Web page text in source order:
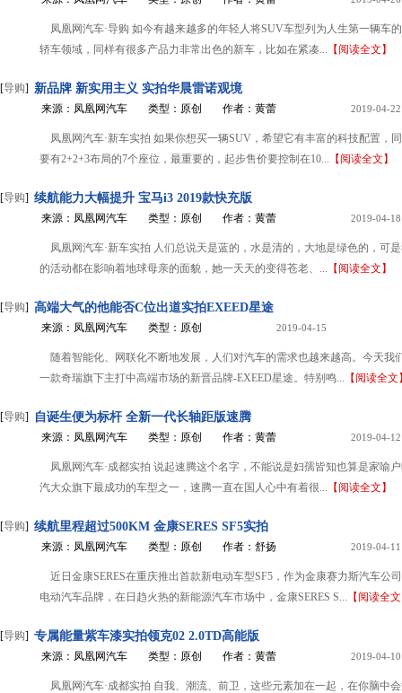
凤凰网汽车·导购 如今有越来越多的年轻人将SUV车型列为人生第一辆车
轿车领域，同样有很多产品力非常出色的新车，比如在紧凑... 【阅读全文】
[导购] 新品牌 新实用主义 实拍华晨雷诺观境
来源：凤凰网汽车 类型：原创 作者：黄蕾 2019-04-22
凤凰网汽车·新车实拍 如果你想买一辆SUV，希望它有丰富的科技配置，
要有2+2+3布局的7个座位，最重要的，起步售价要控制在10... 【阅读全文】
[导购] 续航能力大幅提升 宝马i3 2019款快充版
来源：凤凰网汽车 类型：原创 作者：黄蕾 2019-04-18
凤凰网汽车·新车实拍 人们总说天是蓝的，水是清的，大地是绿色的，可
的活动都在影响着地球母亲的面貌，她一天天的变得苍老、... 【阅读全文】
[导购] 高端大气的他能否C位出道实拍EXEED星途
来源：凤凰网汽车 类型：原创 2019-04-15
随着智能化、网联化不断地发展，人们对汽车的需求也越来越高。今天我
一款奇瑞旗下主打中高端市场的新晋品牌-EXEED星途。特别鸣... 【阅读全文
[导购] 自诞生便为标杆 全新一代长轴距版速腾
来源：凤凰网汽车 类型：原创 作者：黄蕾 2019-04-12
凤凰网汽车·成都实拍 说起速腾这个名字，不能说是妇孺皆知也算是家喻
汽大众旗下最成功的车型之一，速腾一直在国人心中有着很... 【阅读全文】
[导购] 续航里程超过500KM 金康SERES SF5实拍
来源：凤凰网汽车 类型：原创 作者：舒扬 2019-04-11
近日金康SERES在重庆推出首款新电动车型SF5，作为金康赛力斯汽车公
电动汽车品牌，在日趋火热的新能源汽车市场中，金康SERES S... 【阅读全
[导购] 专属能量紫车漆实拍领克02 2.0TD高能版
来源：凤凰网汽车 类型：原创 作者：黄蕾 2019-04-10
凤凰网汽车·成都实拍 自我、潮流、前卫，这些元素加在一起，在你脑中